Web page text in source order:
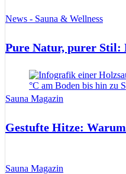
News - Sauna & Wellness
Pure Natur, purer Stil:
Sauna Magazin
Gestufte Hitze:
Sauna Magazin